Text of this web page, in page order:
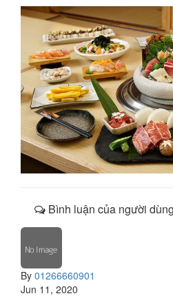
Bình luận của người dùng
By 01266660901
Jun 11, 2020